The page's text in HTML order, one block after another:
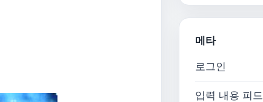
메타
로그인
입력 내용 피드